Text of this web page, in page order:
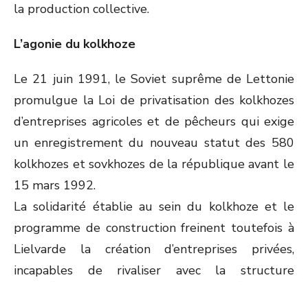
la production collective.
L’agonie du kolkhoze
Le 21 juin 1991, le Soviet suprême de Lettonie
promulgue la Loi de privatisation des kolkhozes
d’entreprises agricoles et de pêcheurs qui exige
un enregistrement du nouveau statut des 580
kolkhozes et sovkhozes de la république avant le
15 mars 1992.
La solidarité établie au sein du kolkhoze et le
programme de construction freinent toutefois à
Lielvarde la création d’entreprises privées,
incapables de rivaliser avec la structure